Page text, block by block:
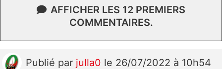
AFFICHER LES 12 PREMIERS
COMMENTAIRES.
Publié par julla0 le 26/07/2022 à 10h54